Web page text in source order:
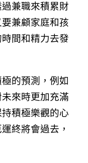
兼職來積累財
兼顧家庭和孩
間和精力去發
的預測，例如
來時更加充滿
積極樂觀的心
終將會過去，